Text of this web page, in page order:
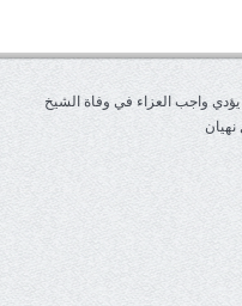
يؤدي واجب العزاء في وفاة الشيخ
نهيان